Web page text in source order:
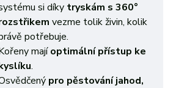
si díky tryskám s 360°
vezme tolik živin, kolik
potřebuje.
majíoptimální přístup ke
.
pro pěstování jahod,